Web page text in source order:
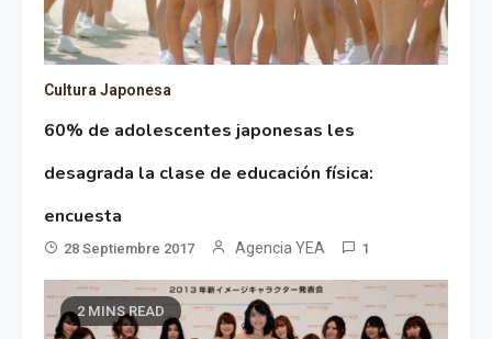
Cultura Japonesa
60% de adolescentes japonesas les
desagrada la clase de educación física:
encuesta
28 Septiembre 2017 Agencia YEA 1
2 MINS READ